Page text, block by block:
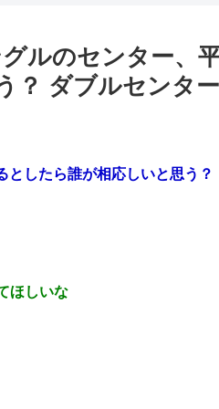
グルのセンター、
？ ダブルセンタ
したら誰が相応しいと思う？
ほしいな